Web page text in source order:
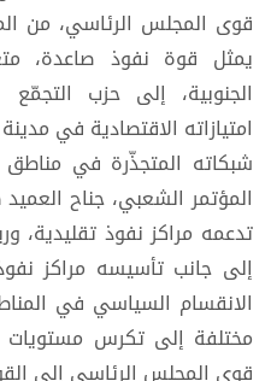
قوى المجلس الرئاسي، من
يمثل قوة نفوذ صاعدة،
الجنوبية، إلى حزب
امتيازاته الاقتصادية في
شبكاته المتجذّرة في مناطق
المؤتمر الشعبي، جناح
تدعمه مراكز نفوذ تقليدية،
إلى جانب تأسيسه مراكز
الانقسام السياسي في
مختلفة إلى تكرس مستويات
قوى المجلس الرئاسي إلى